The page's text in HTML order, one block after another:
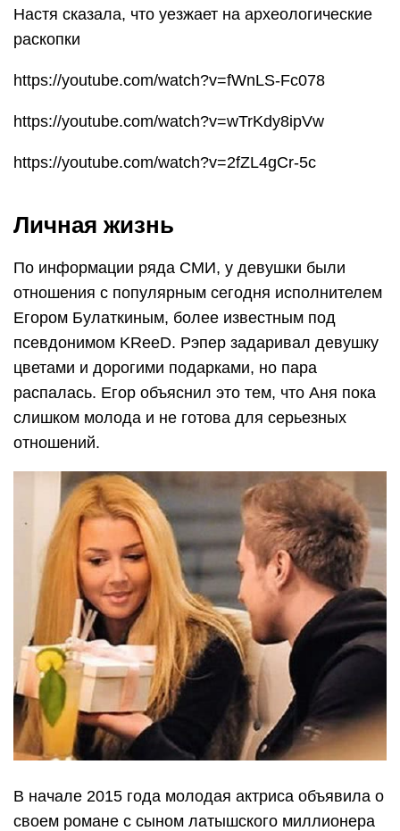
Настя сказала, что уезжает на археологические
раскопки
https://youtube.com/watch?v=fWnLS-Fc078
https://youtube.com/watch?v=wTrKdy8ipVw
https://youtube.com/watch?v=2fZL4gCr-5c
Личная жизнь
По информации ряда СМИ, у девушки были
отношения с популярным сегодня исполнителем
Егором Булаткиным, более известным под
псевдонимом KReeD. Рэпер задаривал девушку
цветами и дорогими подарками, но пара
распалась. Егор объяснил это тем, что Аня пока
слишком молода и не готова для серьезных
отношений.
В начале 2015 года молодая актриса объявила о
своем романе с сыном латышского миллионера